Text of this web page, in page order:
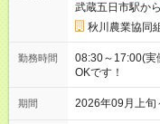
武蔵五日市駅か
秋川農業協同
勤務時間
08:30～17:00(
OKです！
期間 2026年09月上